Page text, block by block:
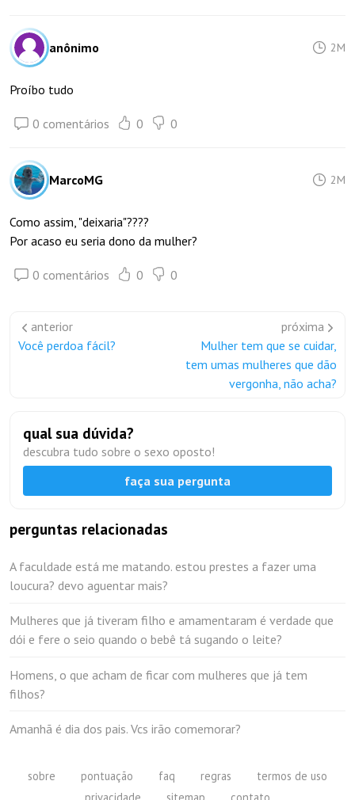
anônimo 2M
Proíbo tudo
0 comentários 0 0
MarcoMG 2M
Como assim, "deixaria"????
Por acaso eu seria dono da mulher?
0 comentários 0 0
anterior
Você perdoa fácil?
próxima
Mulher tem que se cuidar,
tem umas mulheres que dão
vergonha, não acha?
qual sua dúvida?
descubra tudo sobre o sexo oposto!
faça sua pergunta
perguntas relacionadas
A faculdade está me matando. estou prestes a fazer uma
loucura? devo aguentar mais?
Mulheres que já tiveram filho e amamentaram é verdade que
dói e fere o seio quando o bebê tá sugando o leite?
Homens, o que acham de ficar com mulheres que já tem
filhos?
Amanhã é dia dos pais. Vcs irão comemorar?
sobre pontuação faq regras
termos de uso